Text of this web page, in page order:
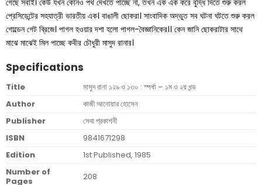
গেছে সবাই। কেউ যখন কোনও পথ দেখতে পাচ্ছে না, তখন এক এক করে বুদ্ধি দিতে শুরু করল
প্রেসিডেন্টের সহযাত্রী ভারতীয় এক। বাঙালী ছােকরা। সাংবাদিক অদ্ভুত সব ঘটনা ঘটতে শুরু করল
গােল্ডেন গেট ব্রিজে। পাগল হওয়ার দশা হলাে পাগল-বৈজ্ঞানিকের।। কেন জানি ছােকরাটার সাথে
মাঝে মাঝেই মিল পাচ্ছে কবীর চৌধুরী মাসুদ রানার।
Specifications
Title
মাসুদ রানা ১২৯ ও ১৩০ : স্পর্ধা – ১ম ও ২য় খন্ড
Author
কাজী আনোয়ার হোসেন
Publisher
সেবা প্রকাশনী
ISBN
9841671298
Edition
1st Published, 1985
Number of
Pages
208